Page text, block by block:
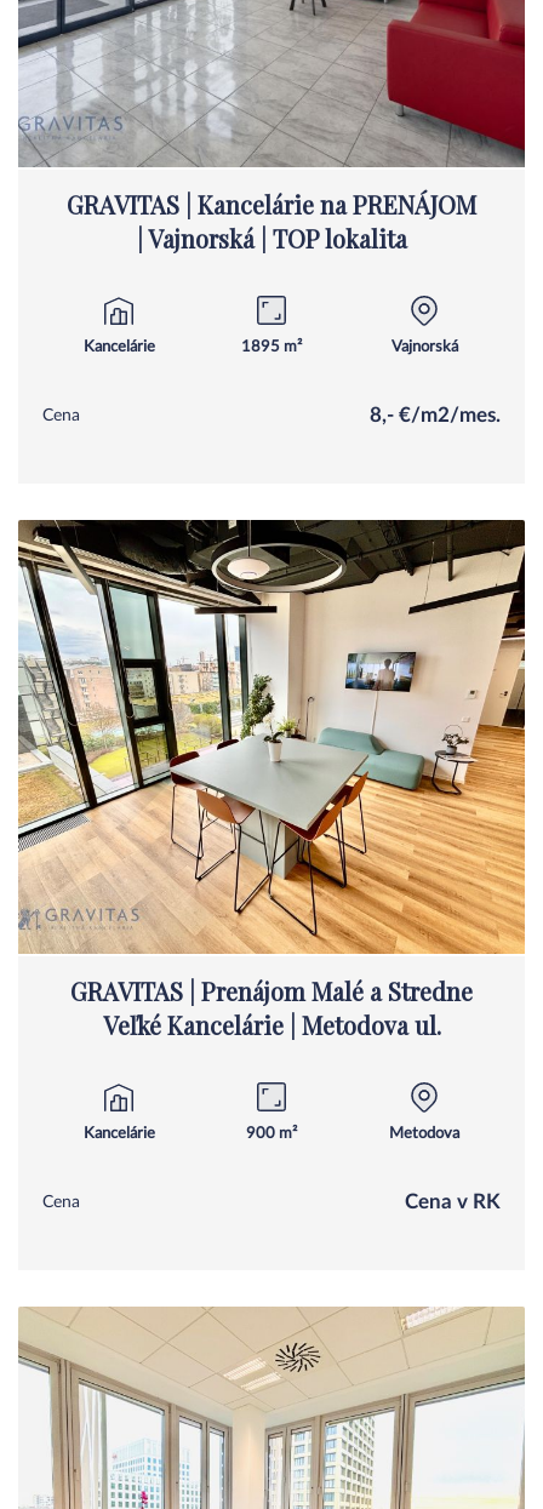
GRAVITAS | Kancelárie na PRENÁJOM
| Vajnorská | TOP lokalita
Kancelárie 1895 m² Vajnorská
Cena 8,- €/m2/mes.
GRAVITAS | Prenájom Malé a Stredne
Veľké Kancelárie | Metodova ul.
Kancelárie 900 m² Metodova
Cena Cena v RK